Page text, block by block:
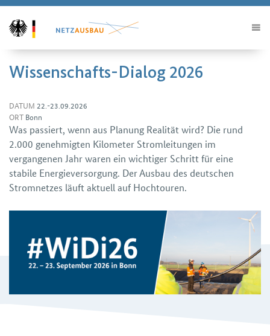
Wissenschafts-Dialog 2026
DATUM 22.-23.09.2026
ORT Bonn
Was passiert, wenn aus Planung Realität wird? Die rund
2.000 genehmigten Kilometer Stromleitungen im
vergangenen Jahr waren ein wichtiger Schritt für eine
stabile Energieversorgung. Der Ausbau des deutschen
Stromnetzes läuft aktuell auf Hochtouren.